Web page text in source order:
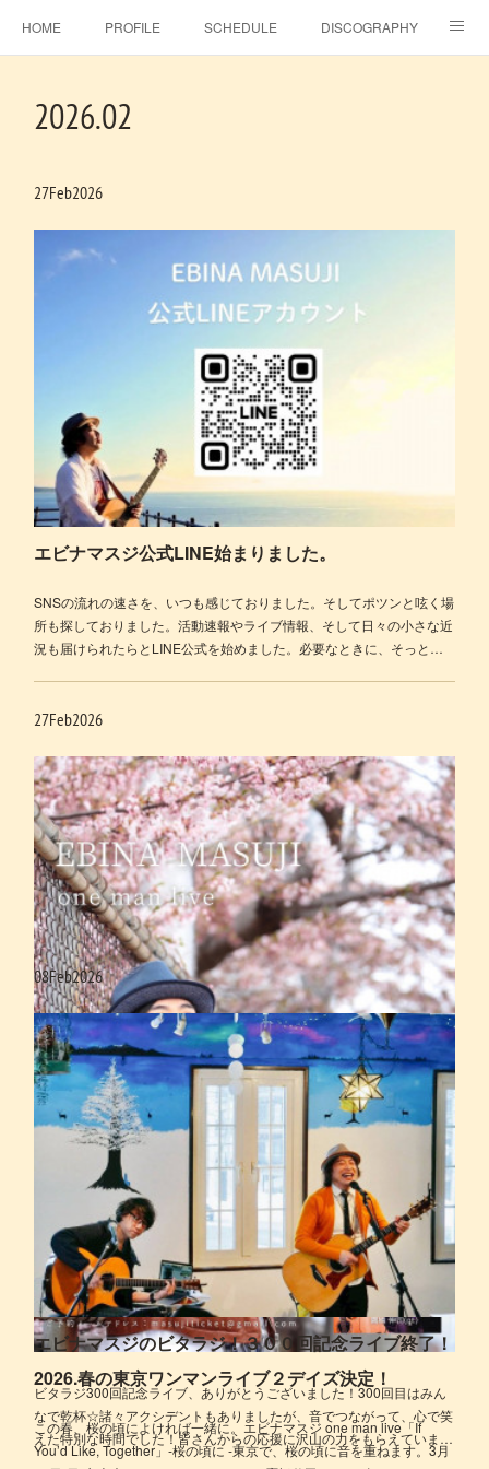
HOME PROFILE SCHEDULE DISCOGRAPHY
GALLERY CONTACT
SE-NO
2026.02
27Feb2026
エビナマスジ公式LINE始まりました。
SNSの流れの速さを、いつも感じておりました。そしてポツンと呟く場
所も探しておりました。活動速報やライブ情報、そして日々の小さな近
況も届けられたらとLINE公式を始めました。必要なときに、そっと…
27Feb2026
2026.春の東京ワンマンライブ２デイズ決定！
この春、桜の頃によければ一緒に。エビナマスジ one man live「If
You’d Like, Together」-桜の頃に -東京で、桜の頃に音を重ねます。3月
08Feb2026
エビナマスジのビタラジ！３００回記念ライブ終了！
ビタラジ300回記念ライブ、ありがとうございました！300回目はみん
なで乾杯☆諸々アクシデントもありましたが、音でつながって、心で笑
えた特別な時間でした！皆さんからの応援に沢山の力をもらえていま…